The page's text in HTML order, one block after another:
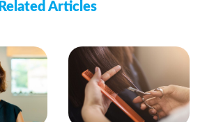
Related Articles